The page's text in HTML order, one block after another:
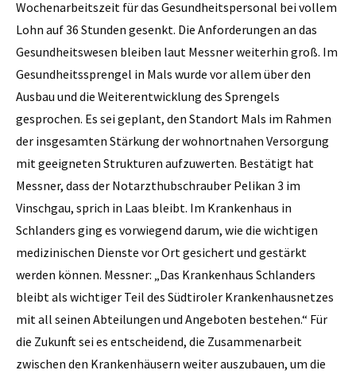
Wochenarbeitszeit für das Gesundheitspersonal bei vollem
Lohn auf 36 Stunden gesenkt. Die Anforderungen an das
Gesundheitswesen bleiben laut Messner weiterhin groß. Im
Gesundheitssprengel in Mals wurde vor allem über den
Ausbau und die Weiterentwicklung des Sprengels
gesprochen. Es sei geplant, den Standort Mals im Rahmen
der insgesamten Stärkung der wohnortnahen Versorgung
mit geeigneten Strukturen aufzuwerten. Bestätigt hat
Messner, dass der Notarzthubschrauber Pelikan 3 im
Vinschgau, sprich in Laas bleibt. Im Krankenhaus in
Schlanders ging es vorwiegend darum, wie die wichtigen
medizinischen Dienste vor Ort gesichert und gestärkt
werden können. Messner: „Das Krankenhaus Schlanders
bleibt als wichtiger Teil des Südtiroler Krankenhausnetzes
mit all seinen Abteilungen und Angeboten bestehen.“ Für
die Zukunft sei es entscheidend, die Zusammenarbeit
zwischen den Krankenhäusern weiter auszubauen, um die